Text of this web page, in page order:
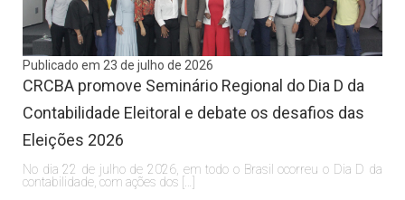
Publicado em 23 de julho de 2026
CRCBA promove Seminário Regional do Dia D da
Contabilidade Eleitoral e debate os desafios das
Eleições 2026
No dia 22 de julho de 2026, em todo o Brasil ocorreu o Dia D da
contabilidade, com ações dos […]